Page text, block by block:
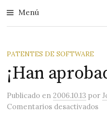
Menú
PATENTES DE SOFTWARE
¡Han
Publicado en2006.10.13 por
Comentarios desactivados